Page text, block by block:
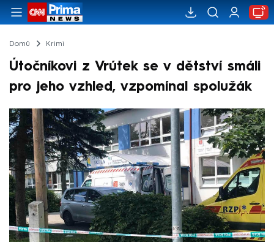
Domů Krimi
Útočníkovi z Vrútek se v dětství smáli
pro jeho vzhled, vzpomínal spolužák